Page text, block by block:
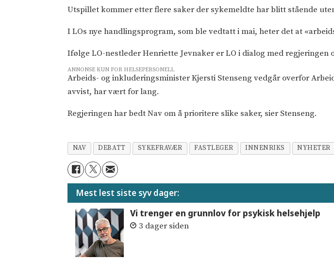
Utspillet kommer etter flere saker der sykemeldte har blitt stående
I LOs nye handlingsprogram, som ble vedtatt i mai, heter det at
Ifølge LO-nestleder Henriette Jevnaker er LO i dialog med regjeringen
ANNONSE KUN FOR HELSEPERSONELL
Arbeids- og inkluderingsminister Kjersti Stenseng vedgår overfor
avvist, har vært for lang.
Regjeringen har bedt Nav om å prioritere slike saker, sier Stenseng.
NAV DEBATT SYKEFRAVÆR FASTLEGER INNENRIKS NYHETER
Mest lest siste syv dager:
Vi trenger en grunnlov for psykisk helsehjelp
3 dager siden